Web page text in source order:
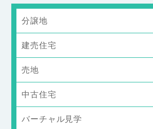
分譲地
建売住宅
売地
中古住宅
バーチャル見学